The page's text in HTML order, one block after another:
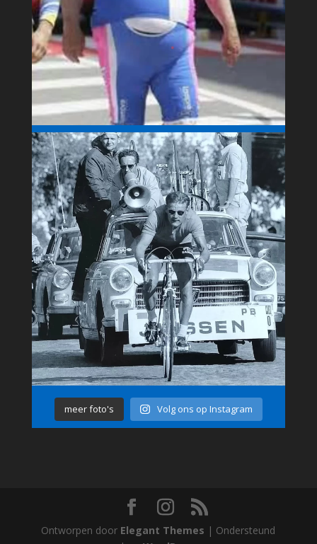
meer foto's Volg ons op Instagram
Ontworpen door Elegant Themes | Ondersteund